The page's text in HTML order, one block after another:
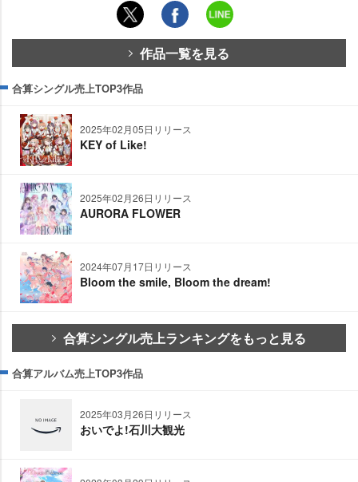
作品一覧を見る
合算シングル売上TOP3作品
2025年02月05日リリース
KEY of Like!
2025年02月26日リリース
AURORA FLOWER
2024年07月17日リリース
Bloom the smile, Bloom the dream!
合算シングル売上ランキングをもっと見る
合算アルバム売上TOP3作品
2025年03月26日リリース
おいでよ!石川大観光